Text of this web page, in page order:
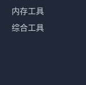
内存工具
综合工具